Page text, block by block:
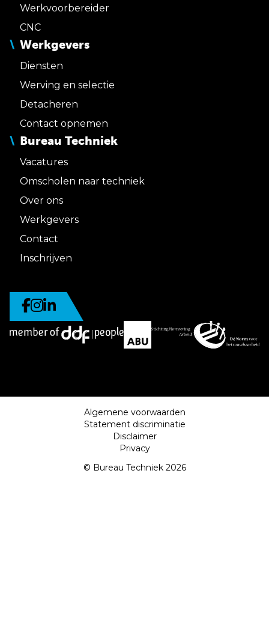
Werkvoorbereider
CNC
Werkgevers
Diensten
Werving en selectie
Detacheren
Contact opnemen
Bureau Techniek
Vacatures
Omscholen naar techniek
Over ons
Werkgevers
Contact
Inschrijven
Algemene voorwaarden
Statement discriminatie
Disclaimer
Privacy
© Bureau Techniek 2026